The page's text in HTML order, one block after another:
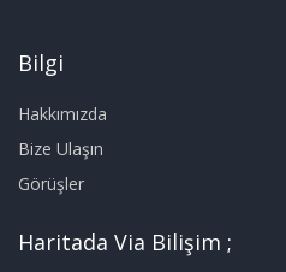
Bilgi
Hakkımızda
Bize Ulaşın
Görüşler
Haritada Via Bilişim ;